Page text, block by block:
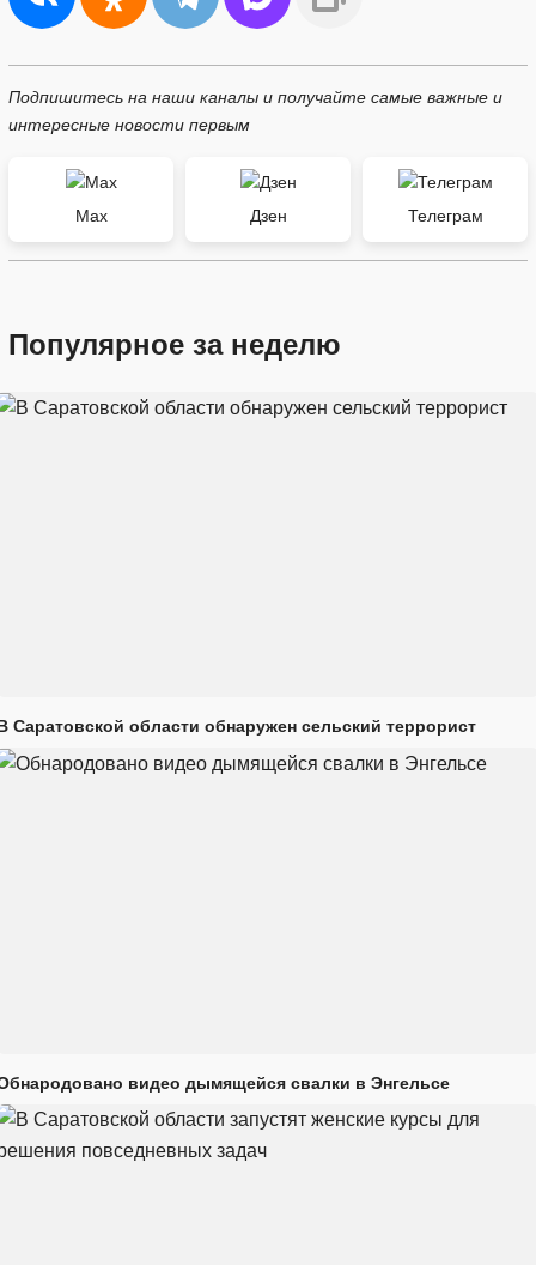
Подпишитесь на наши каналы и получайте самые важные и
интересные новости первым
Max Дзен Телеграм
Популярное за неделю
Саратовской области обнаружен сельский террорист
видео дымящейся свалки в Энгельсе